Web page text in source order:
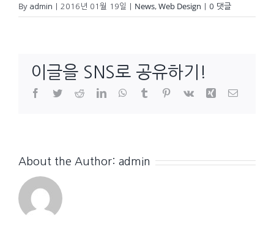
By admin 2016년 01월 19일 News,Web Design 0 댓글
이글을 SNS로 공유하기!
Facebook
TwitterRedditLinkedInWhatsApp
TumblrPinterest
Vk Xing이
About the Author: admin